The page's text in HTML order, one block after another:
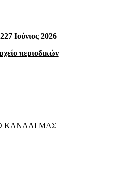
Ιούνιος 2026
περιοδικών
ΚΑΝΑΛΙ ΜΑΣ